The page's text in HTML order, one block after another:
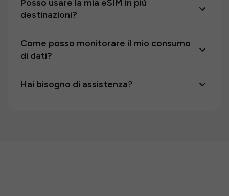
Posso usare la mia eSIM in più
destinazioni?
Come posso monitorare il mio consumo
di dati?
Hai bisogno di assistenza?